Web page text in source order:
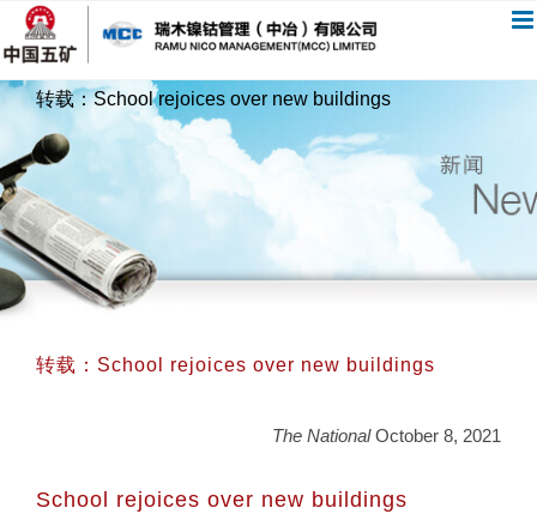
过
内
转载：School rejoices over new buildings
转载：School rejoices over new buildings
The NationalOctober 8, 2021
School rejoices over new buildings